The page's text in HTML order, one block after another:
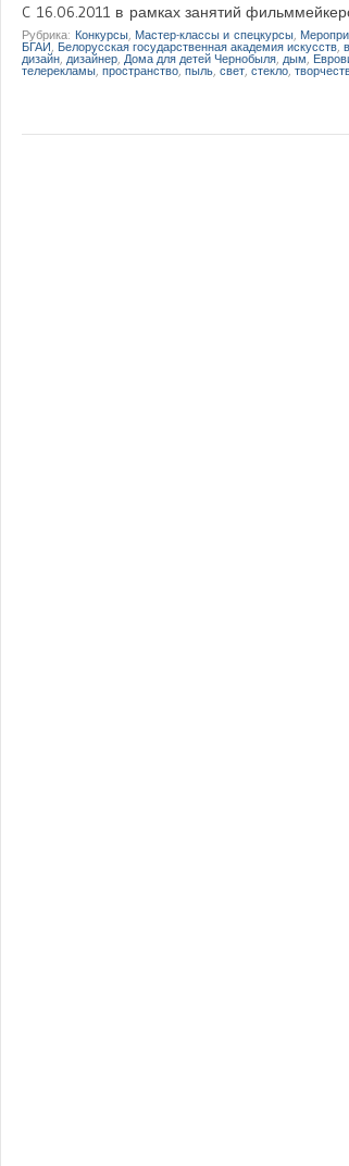
C 16.06.2011 в рамках занятий
Рубрика: Конкурсы Мастер-классы и спецкурсы
БГАИ Белорусская государственная академия искусств,
дизайн дизайнер Дома для детей Чернобыля дым,
телерекламы пространство, пыль свет стекло,